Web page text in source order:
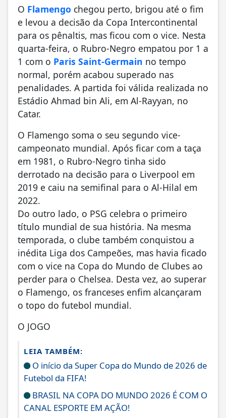
O Flamengo chegou perto, brigou até o fim
e levou a decisão da Copa Intercontinental
para os pênaltis, mas ficou com o vice. Nesta
quarta-feira, o Rubro-Negro empatou por 1 a
1 com o Paris Saint-Germain no tempo
normal, porém acabou superado nas
penalidades. A partida foi válida realizada no
Estádio Ahmad bin Ali, em Al-Rayyan, no
Catar.
O Flamengo soma o seu segundo vice-
campeonato mundial. Após ficar com a taça
em 1981, o Rubro-Negro tinha sido
derrotado na decisão para o Liverpool em
2019 e caiu na semifinal para o Al-Hilal em
2022.
Do outro lado, o PSG celebra o primeiro
título mundial de sua história. Na mesma
temporada, o clube também conquistou a
inédita Liga dos Campeões, mas havia ficado
com o vice na Copa do Mundo de Clubes ao
perder para o Chelsea. Desta vez, ao superar
o Flamengo, os franceses enfim alcançaram
o topo do futebol mundial.
O JOGO
LEIA TAMBÉM:
O início da Super Copa do Mundo de 2026 de
Futebol da FIFA!
BRASIL NA COPA DO MUNDO 2026 É COM O
CANAL ESPORTE EM AÇÃO!